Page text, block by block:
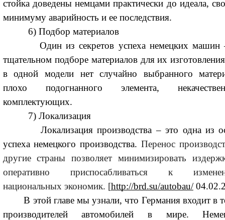
стойка доведены немцами практически до идеала,
минимуму аварийность и ее последствия.
6) Подбор материалов
Один из секретов успеха немецких
тщательном подборе материалов для их
в одной модели нет случайно выбранного
плохо подогнанного элемента,
комплектующих.
7) Локализация
Локализация производства – это одна из
успеха немецкого производства. Перенос
другие страны позволяет минимизировать
оперативно приспосабливаться к
национальных экономик. [http://brd.su/autobau/
В этой главе мы узнали, что Германия входит в
производителей автомобилей в мире.